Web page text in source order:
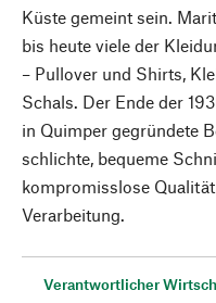
Küste gemeint sein.
bis heute viele der
– Pullover und Shirts,
Schals. Der Ende der
in Quimper gegründete
schlichte, bequeme
kompromisslose
Verarbeitung.
Verantwortlicher